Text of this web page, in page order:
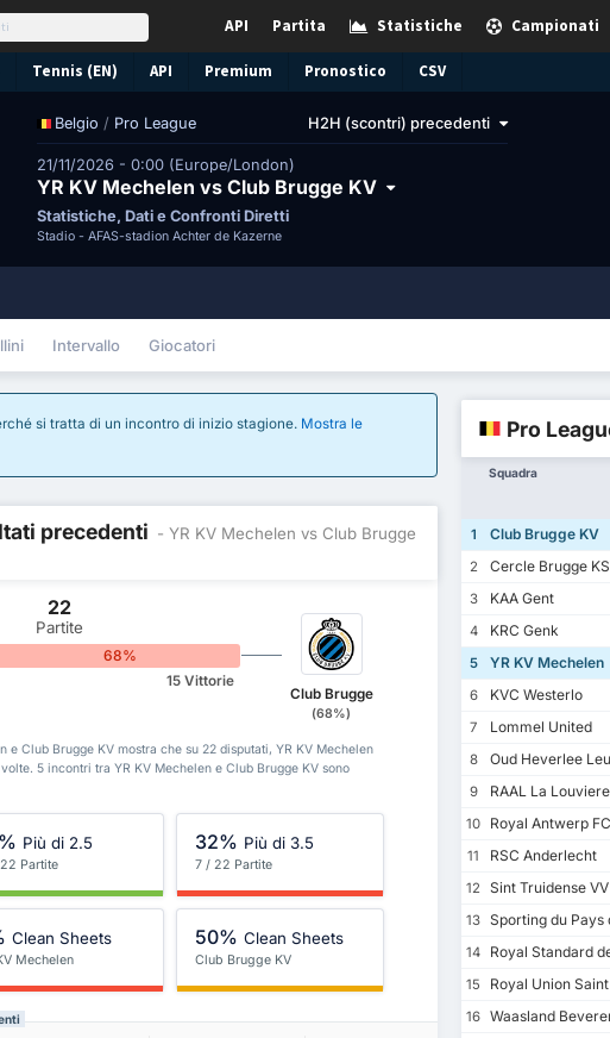
Campionati
Statistiche
Partita
API
Tennis (EN) API Premium Pronostico CSV
Belgio / Pro League H2H (scontri) precedenti
21/11/2026 - 0:00 (Europe/London)
YR KV Mechelen vs Club Brugge KV
Statistiche, Dati e Confronti Diretti
Stadio - AFAS-stadion Achter de Kazerne
Intervallo Giocatori
si tratta di un incontro di inizio stagione. Mostra le
precedenti - YR KV Mechelen vs Club Brugge
22
Partite
68%
15 Vittorie
Club Brugge
(68%)
e Club Brugge KV mostra che su 22 disputati, YR KV Mechelen
5 incontri tra YR KV Mechelen e Club Brugge KV sono
Più di 2.5
Partite
32% Più di 3.5
7 / 22 Partite
Clean Sheets
Mechelen
50% Clean Sheets
Club Brugge KV
Pro
Squadra
1 Club Brugge KV
2
Cercle Brugge
3
KAA Gent
4
KRC Genk
5
YR KV Mechelen
6
KVC Westerlo
7
Lommel United
8
Oud Heverlee
9
RAAL La Louviere
10
Royal Antwerp FC
11
RSC Anderlecht
12
Sint Truidense VV
13 Sporting du Pays
14
Royal Standard
15
Royal Union
16 Waasland